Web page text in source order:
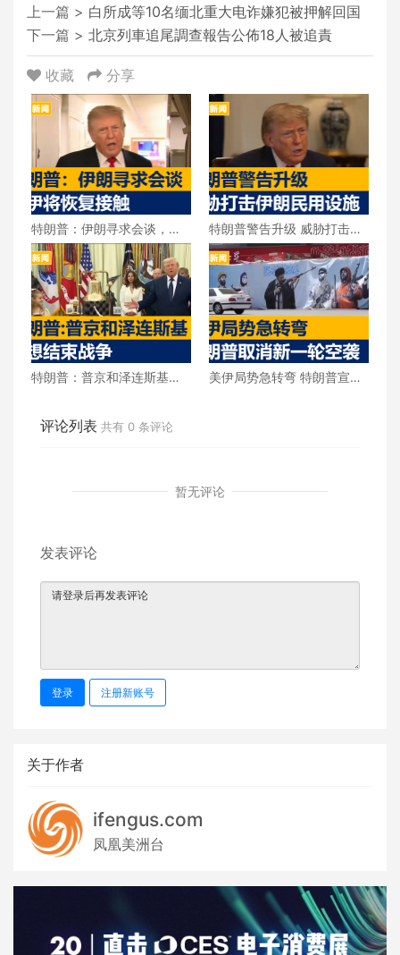
上一篇 > 白所成等10名缅北重大电诈嫌犯被押解回国
下一篇 > 北京列車追尾調查報告公佈18人被追責
收藏 分享
特朗普：伊朗寻求会谈，美
伊将恢复接触
特朗普警告升级 威胁打击伊
朗民用设施
特朗普：普京和泽连斯基都
美伊局势急转弯 特朗普宣布
评论列表 共有 0 条评论
暂无评论
发表评论
登录 注册新账号
关于作者
ifengus.com
凤凰美洲台